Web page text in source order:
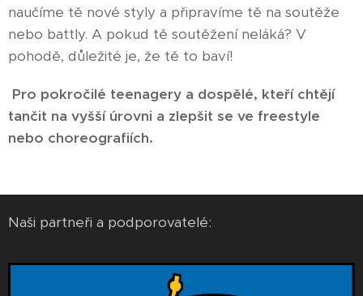
naučíme tě nové styly a připravíme tě na soutěže
nebo battly. A pokud tě soutěžení neláká? V
pohodě, důležité je, že tě to baví!
Pro pokročilé teenagery a dospělé, kteří chtějí
tančit na vyšší úrovni a zlepšit se ve freestyle
nebo choreografiích.
Naši partneři a podporovatelé: